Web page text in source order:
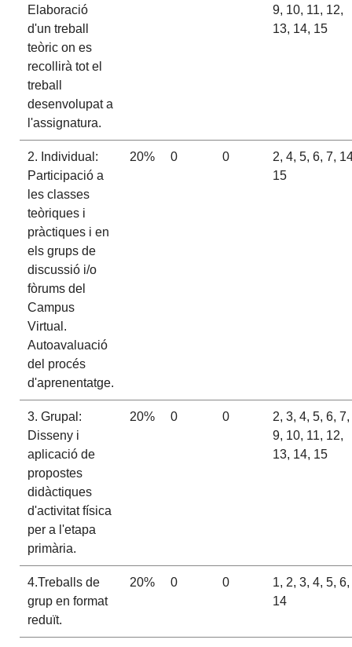
Elaboració
d'un treball
teòric on es
recollirà tot el
treball
desenvolupat a
l'assignatura.
9, 10, 11, 12,
13, 14, 15
2. Individual:
Participació a
les classes
teòriques i
pràctiques i en
els grups de
discussió i/o
fòrums del
Campus
Virtual.
Autoavaluació
del procés
d'aprenentatge.
20% 0 0
2, 4, 5, 6, 7,
15
3. Grupal:
Disseny i
aplicació de
propostes
didàctiques
d'activitat física
per a l'etapa
primària.
20% 0 0
2, 3, 4, 5, 6, 7,
9, 10, 11, 12,
13, 14, 15
4.Treballs de
grup en format
reduït.
20% 0 0
1, 2, 3, 4, 5, 6,
14